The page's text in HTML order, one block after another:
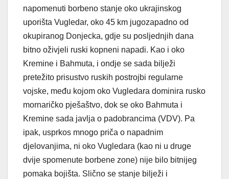
napomenuti borbeno stanje oko ukrajinskog
uporišta Vugledar, oko 45 km jugozapadno od
okupiranog Donjecka, gdje su posljednjih dana
bitno oživjeli ruski kopneni napadi. Kao i oko
Kremine i Bahmuta, i ondje se sada bilježi
pretežito prisustvo ruskih postrojbi regularne
vojske, među kojom oko Vugledara dominira rusko
mornaričko pješaštvo, dok se oko Bahmuta i
Kremine sada javlja o padobrancima (VDV). Pa
ipak, usprkos mnogo priča o napadnim
djelovanjima, ni oko Vugledara (kao ni u druge
dvije spomenute borbene zone) nije bilo bitnijeg
pomaka bojišta. Slično se stanje bilježi i